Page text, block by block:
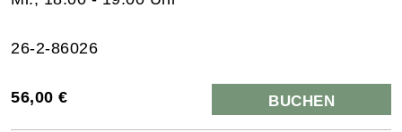
26-2-86026
56,00 € BUCHEN